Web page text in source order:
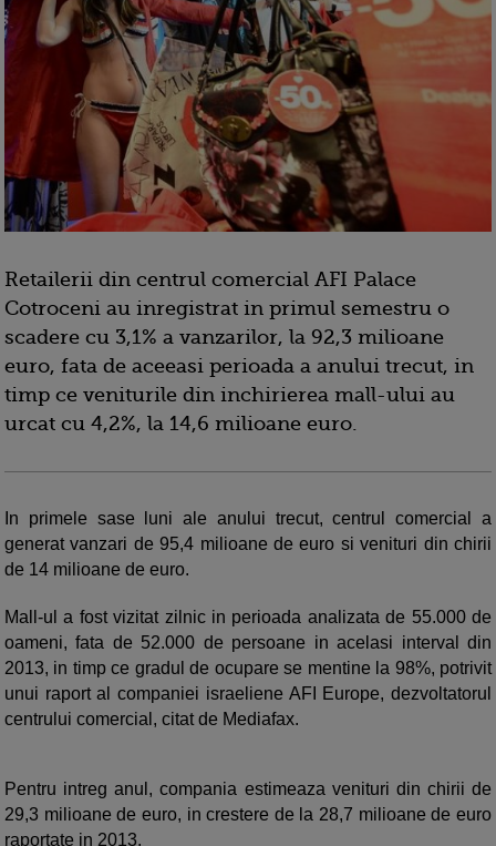
Retailerii din centrul comercial AFI Palace
Cotroceni au inregistrat in primul semestru o
scadere cu 3,1% a vanzarilor, la 92,3 milioane
euro, fata de aceeasi perioada a anului trecut, in
timp ce veniturile din inchirierea mall-ului au
urcat cu 4,2%, la 14,6 milioane euro.
In primele sase luni ale anului trecut, centrul comercial a
generat vanzari de 95,4 milioane de euro si venituri din chirii
de 14 milioane de euro.
Mall-ul a fost vizitat zilnic in perioada analizata de 55.000 de
oameni, fata de 52.000 de persoane in acelasi interval din
2013, in timp ce gradul de ocupare se mentine la 98%, potrivit
unui raport al companiei israeliene AFI Europe, dezvoltatorul
centrului comercial, citat de Mediafax.
Pentru intreg anul, compania estimeaza venituri din chirii de
29,3 milioane de euro, in crestere de la 28,7 milioane de euro
raportate in 2013.